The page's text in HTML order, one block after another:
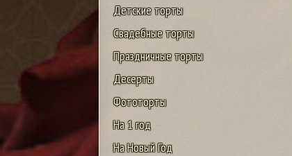
Детские торты
Свадебные торты
Праздничные торты
Десерты
Фототорты
На 1 год
На Новый Год